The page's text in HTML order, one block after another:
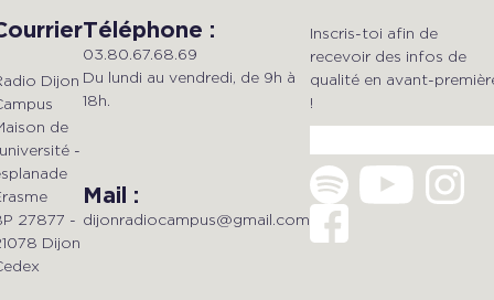
Dijon
de
-
27877 -
Dijon
Téléphone :
03.80.67.68.69
Du lundi au vendredi, de 9h à
18h.
Mail :
dijonradiocampus@gmail.com
Inscris-toi afin de
recevoir des infos de
qualité en avant-
!